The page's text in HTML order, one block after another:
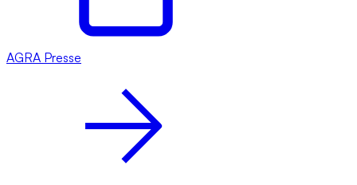
AGRA Presse